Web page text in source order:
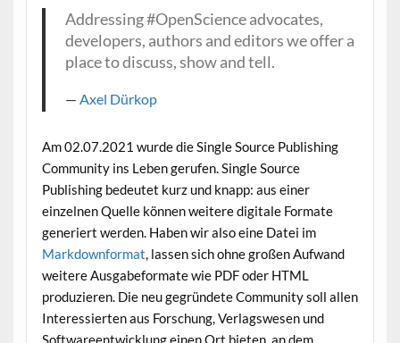
Addressing #OpenScience advocates,
developers, authors and editors we offer a
place to discuss, show and tell.
Axel Dürkop
Am 02.07.2021 wurde die Single Source Publishing
Community ins Leben gerufen. Single Source
Publishing bedeutet kurz und knapp: aus einer
einzelnen Quelle können weitere digitale Formate
generiert werden. Haben wir also eine Datei im
Markdownformat, lassen sich ohne großen Aufwand
weitere Ausgabeformate wie PDF oder HTML
produzieren. Die neu gegründete Community soll allen
Interessierten aus Forschung, Verlagswesen und
Softwareentwicklung einen Ort bieten, an dem